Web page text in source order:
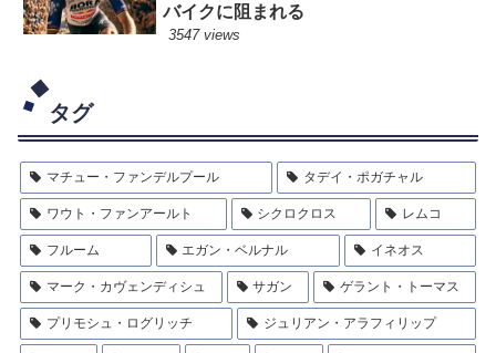
バイクに阻まれる
3547 views
タグ
マチュー・ファンデルプール タデイ・ポガチャル
ワウト・ファンアールト シクロクロス レムコ
フルーム エガン・ベルナル イネオス
マーク・カヴェンディシュ サガン ゲラント・トーマス
プリモシュ・ログリッチ ジュリアン・アラフィリップ